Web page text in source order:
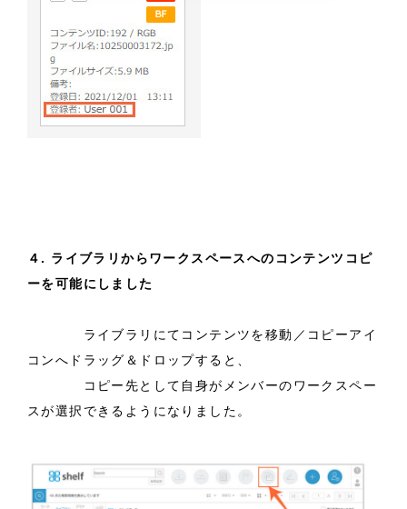
４. ライブラリからワークスペースへのコンテンツコピ
ーを可能にしました
ライブラリにてコンテンツを移動／コピーアイ
コンへドラッグ＆ドロップすると、
コピー先として自身がメンバーのワークスペー
スが選択できるようになりました。